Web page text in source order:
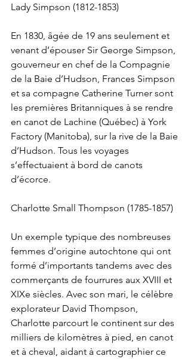
Lady Simpson (1812-1853)
En 1830, âgée de 19 ans seulement et
venant d’épouser Sir George Simpson,
gouverneur en chef de la Compagnie
de la Baie d’Hudson, Frances Simpson
et sa compagne Catherine Turner sont
les premières Britanniques à se rendre
en canot de Lachine (Québec) à York
Factory (Manitoba), sur la rive de la Baie
d’Hudson. Tous les voyages
s’effectuaient à bord de canots
d’écorce.
Charlotte Small Thompson (1785-1857)
Un exemple typique des nombreuses
femmes d’origine autochtone qui ont
formé d’importants tandems avec des
commerçants de fourrures aux XVIII et
XIXe siècles. Avec son mari, le célèbre
explorateur David Thompson,
Charlotte parcourt le continent sur des
milliers de kilomètres à pied, en canot
et à cheval, aidant à cartographier ce